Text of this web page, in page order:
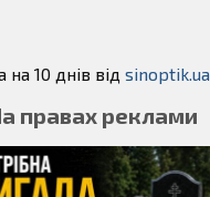
на 10 днів від sinoptik.ua
правах реклами